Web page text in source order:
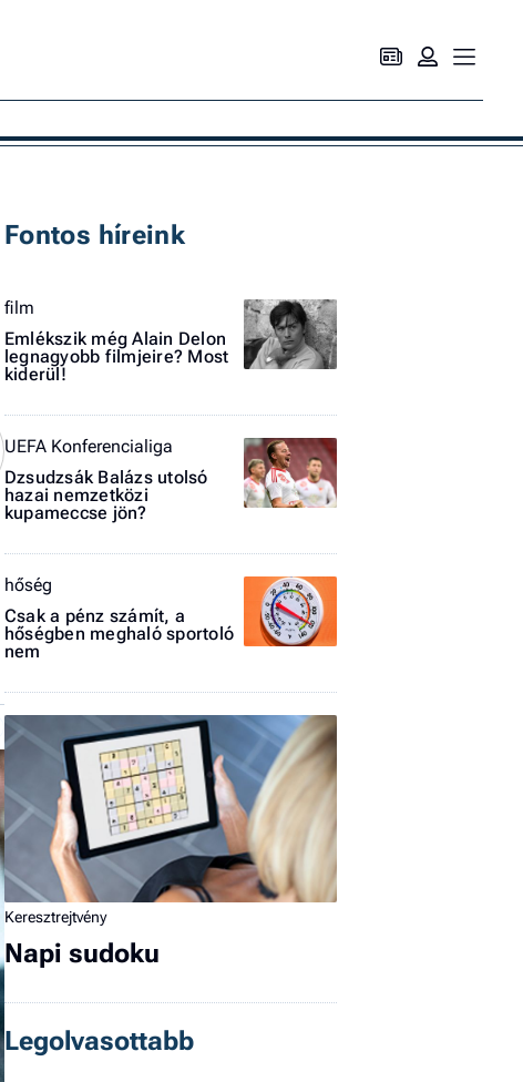
Fontos híreink
film
Emlékszik még Alain Delon
legnagyobb filmjeire? Most
kiderül!
UEFA Konferencialiga
Dzsudzsák Balázs utolsó
hazai nemzetközi
kupameccse jön?
hőség
Csak a pénz számít, a
hőségben meghaló sportoló
nem
Keresztrejtvény
Napi sudoku
Legolvasottabb